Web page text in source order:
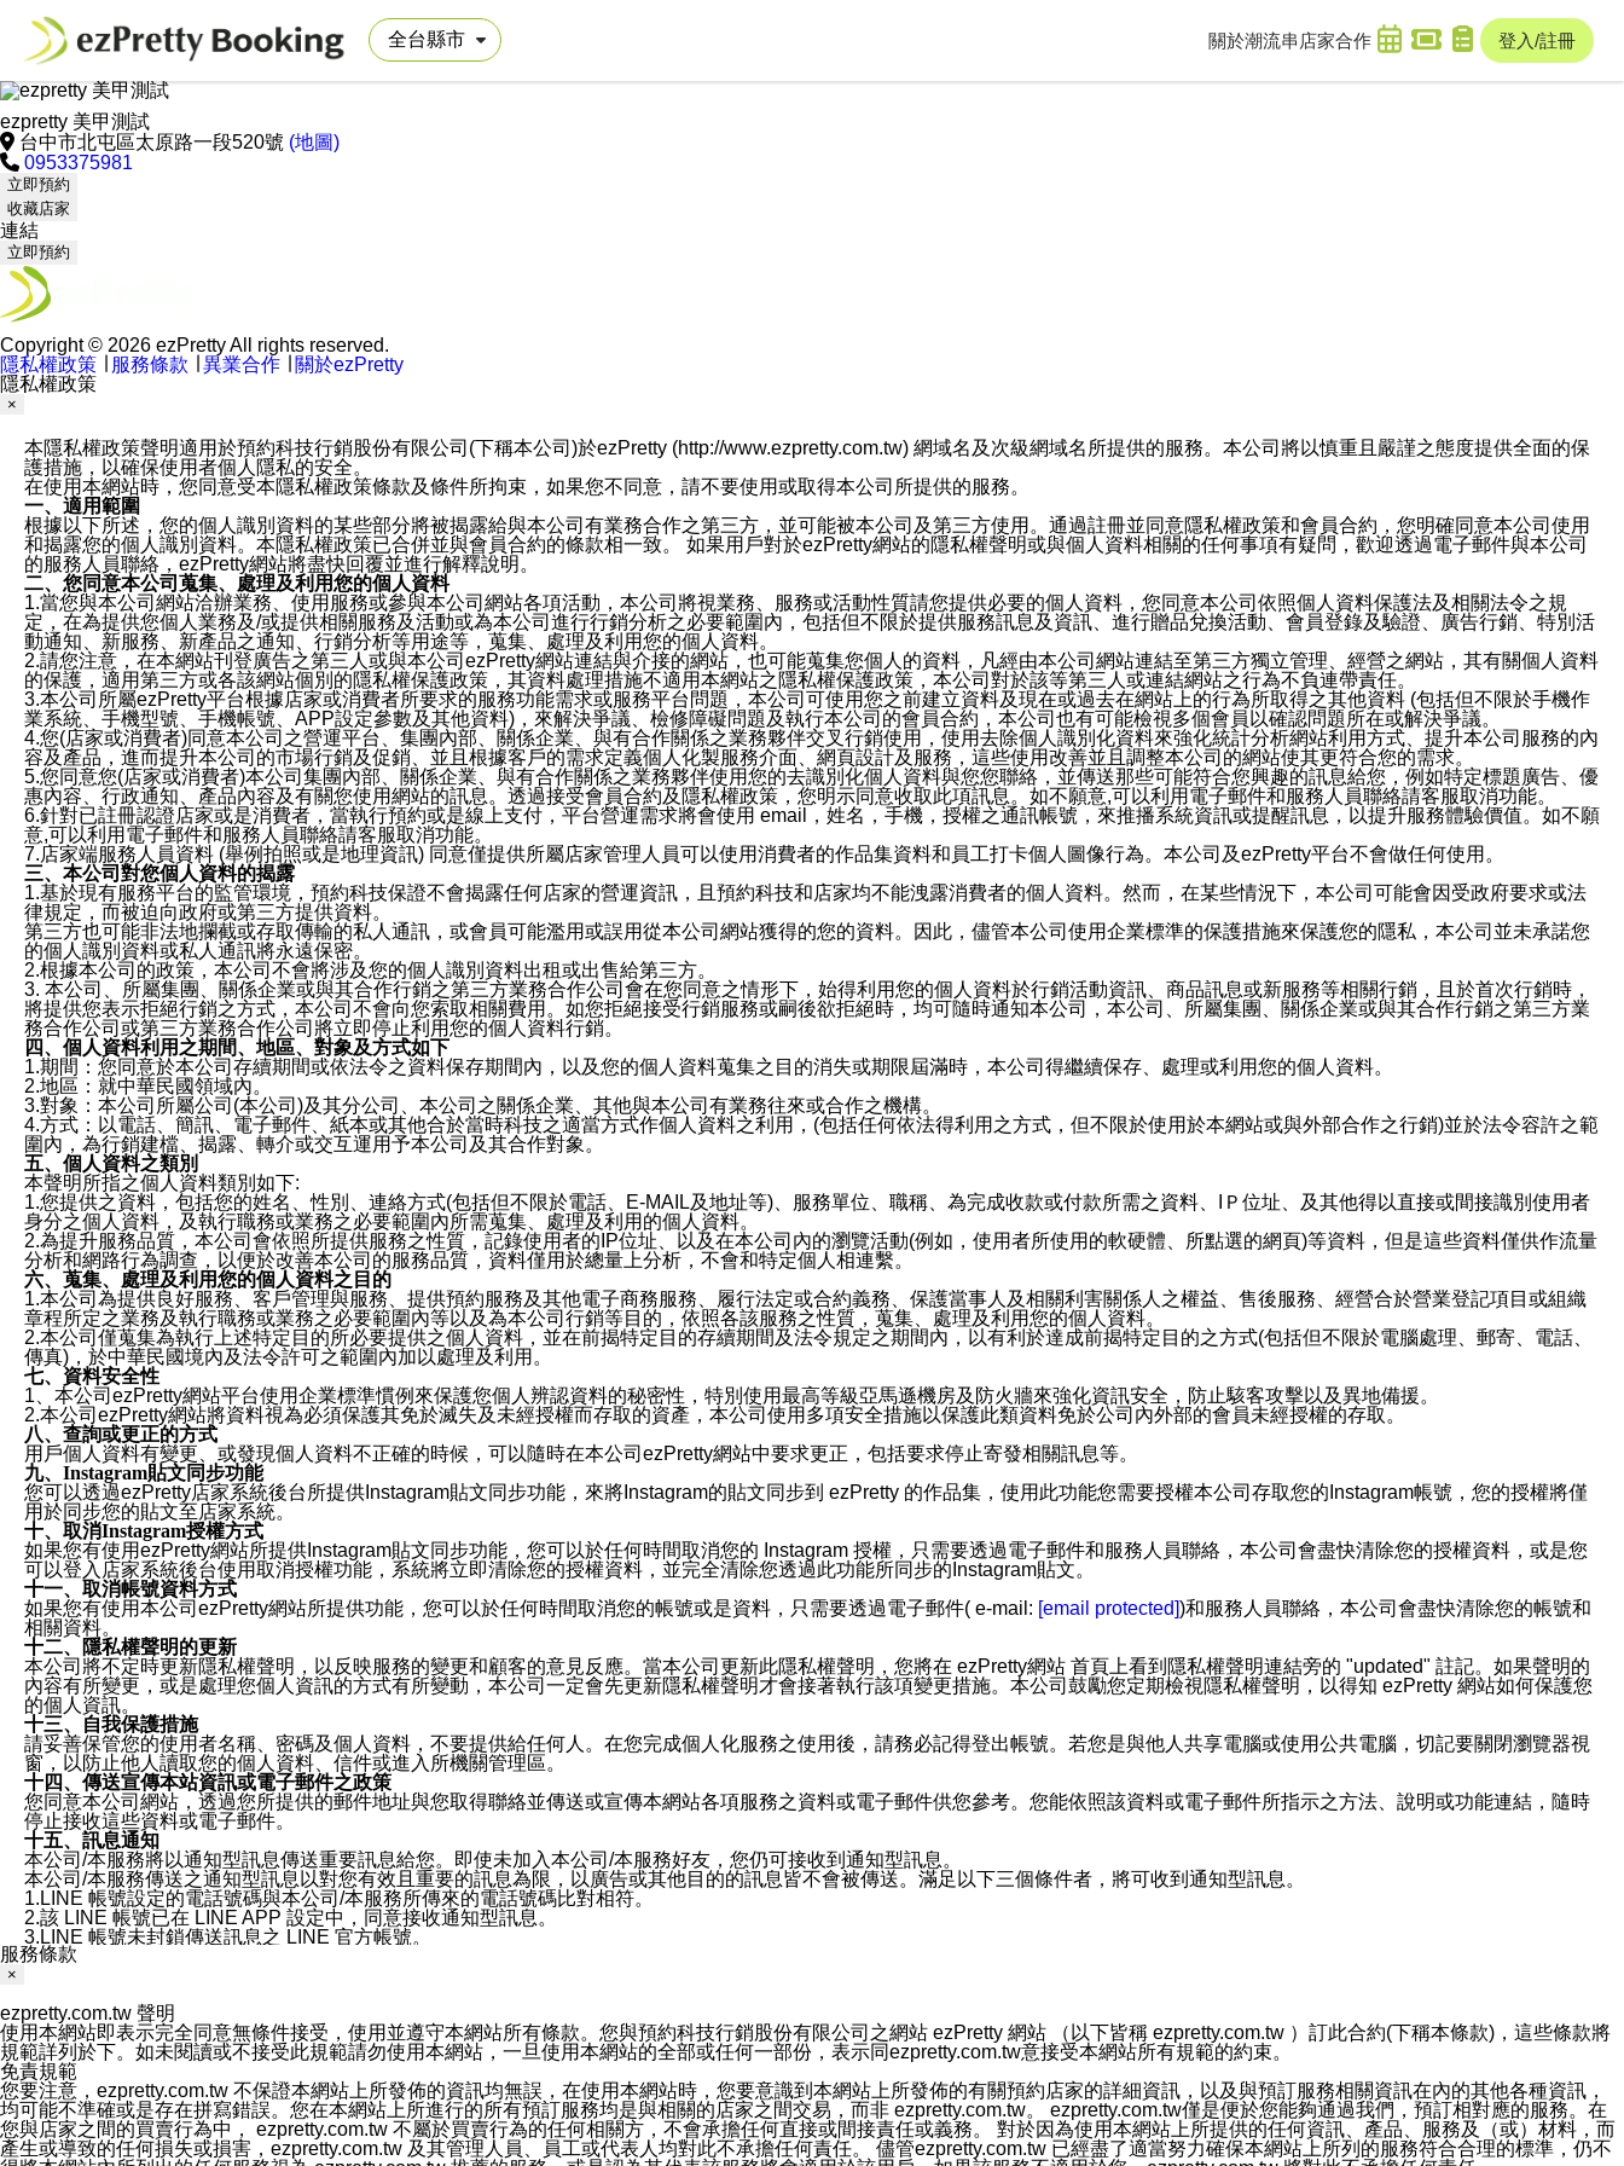
關於潮流串 店家合作 登入/註冊
ezpretty 美甲測試
台中市北屯區太原路一段520號 (地圖)
0953375981
立即預約
收藏店家
連結
立即預約
Copyright © 2026 ezPretty All rights reserved.
隱私權政策
服務條款 異業合作
關於ezPretty
隱私權政策
×
本隱私權政策聲明適用於預約科技行銷股份有限公司(下稱本公司)於ezPretty (http://www.ezpretty.com.tw) 網域名及次級網域名所提供的服務。本公司將以慎重且嚴謹之態度提供全面的保
護措施，以確保使用者個人隱私的安全。
在使用本網站時，您同意受本隱私權政策條款及條件所拘束，如果您不同意，請不要使用或取得本公司所提供的服務。
一、適用範圍
根據以下所述，您的個人識別資料的某些部分將被揭露給與本公司有業務合作之第三方，並可能被本公司及第三方使用。通過註冊並同意隱私權政策和會員合約，您明確同意本公司使用
和揭露您的個人識別資料。本隱私權政策已合併並與會員合約的條款相一致。 如果用戶對於ezPretty網站的隱私權聲明或與個人資料相關的任何事項有疑問，歡迎透過電子郵件與本公司
的服務人員聯絡，ezPretty網站將盡快回覆並進行解釋說明。
二、您同意本公司蒐集、處理及利用您的個人資料
1.當您與本公司網站洽辦業務、使用服務或參與本公司網站各項活動，本公司將視業務、服務或活動性質請您提供必要的個人資料，您同意本公司依照個人資料保護法及相關法令之規
定，在為提供您個人業務及/或提供相關服務及活動或為本公司進行行銷分析之必要範圍內，包括但不限於提供服務訊息及資訊、進行贈品兌換活動、會員登錄及驗證、廣告行銷、特別活
動通知、新服務、新產品之通知、行銷分析等用途等，蒐集、處理及利用您的個人資料。
2.請您注意，在本網站刊登廣告之第三人或與本公司ezPretty網站連結與介接的網站，也可能蒐集您個人的資料，凡經由本公司網站連結至第三方獨立管理、經營之網站，其有關個人資料
的保護，適用第三方或各該網站個別的隱私權保護政策，其資料處理措施不適用本網站之隱私權保護政策，本公司對於該等第三人或連結網站之行為不負連帶責任。
3.本公司所屬ezPretty平台根據店家或消費者所要求的服務功能需求或服務平台問題，本公司可使用您之前建立資料及現在或過去在網站上的行為所取得之其他資料 (包括但不限於手機作
業系統、手機型號、手機帳號、APP設定參數及其他資料)，來解決爭議、檢修障礙問題及執行本公司的會員合約，本公司也有可能檢視多個會員以確認問題所在或解決爭議。
4.您(店家或消費者)同意本公司之營運平台、集團內部、關係企業、與有合作關係之業務夥伴交叉行銷使用，使用去除個人識別化資料來強化統計分析網站利用方式、提升本公司服務的內
容及產品，進而提升本公司的市場行銷及促銷、並且根據客戶的需求定義個人化製服務介面、網頁設計及服務，這些使用改善並且調整本公司的網站使其更符合您的需求。
5.您同意您(店家或消費者)本公司集團內部、關係企業、與有合作關係之業務夥伴使用您的去識別化個人資料與您您聯絡，並傳送那些可能符合您興趣的訊息給您，例如特定標題廣告、優
惠內容、行政通知、產品內容及有關您使用網站的訊息。透過接受會員合約及隱私權政策，您明示同意收取此項訊息。如不願意,可以利用電子郵件和服務人員聯絡請客服取消功能。
6.針對已註冊認證店家或是消費者，當執行預約或是線上支付，平台營運需求將會使用 email，姓名，手機，授權之通訊帳號，來推播系統資訊或提醒訊息，以提升服務體驗價值。如不願
意,可以利用電子郵件和服務人員聯絡請客服取消功能。
7.店家端服務人員資料 (舉例拍照或是地理資訊) 同意僅提供所屬店家管理人員可以使用消費者的作品集資料和員工打卡個人圖像行為。本公司及ezPretty平台不會做任何使用。
三、本公司對您個人資料的揭露
1.基於現有服務平台的監管環境，預約科技保證不會揭露任何店家的營運資訊，且預約科技和店家均不能洩露消費者的個人資料。然而，在某些情況下，本公司可能會因受政府要求或法
律規定，而被迫向政府或第三方提供資料。
第三方也可能非法地攔截或存取傳輸的私人通訊，或會員可能濫用或誤用從本公司網站獲得的您的資料。因此，儘管本公司使用企業標準的保護措施來保護您的隱私，本公司並未承諾您
的個人識別資料或私人通訊將永遠保密。
2.根據本公司的政策，本公司不會將涉及您的個人識別資料出租或出售給第三方。
3. 本公司、所屬集團、關係企業或與其合作行銷之第三方業務合作公司會在您同意之情形下，始得利用您的個人資料於行銷活動資訊、商品訊息或新服務等相關行銷，且於首次行銷時，
將提供您表示拒絕行銷之方式，本公司不會向您索取相關費用。如您拒絕接受行銷服務或嗣後欲拒絕時，均可隨時通知本公司，本公司、所屬集團、關係企業或與其合作行銷之第三方業
務合作公司或第三方業務合作公司將立即停止利用您的個人資料行銷。
四、個人資料利用之期間、地區、對象及方式如下
1.期間：您同意於本公司存續期間或依法令之資料保存期間內，以及您的個人資料蒐集之目的消失或期限屆滿時，本公司得繼續保存、處理或利用您的個人資料。
2.地區：就中華民國領域內。
3.對象：本公司所屬公司(本公司)及其分公司、本公司之關係企業、其他與本公司有業務往來或合作之機構。
4.方式：以電話、簡訊、電子郵件、紙本或其他合於當時科技之適當方式作個人資料之利用，(包括任何依法得利用之方式，但不限於使用於本網站或與外部合作之行銷)並於法令容許之範
圍內，為行銷建檔、揭露、轉介或交互運用予本公司及其合作對象。
五、個人資料之類別
本聲明所指之個人資料類別如下:
1.您提供之資料，包括您的姓名、性別、連絡方式(包括但不限於電話、E-MAIL及地址等)、服務單位、職稱、為完成收款或付款所需之資料、IＰ位址、及其他得以直接或間接識別使用者
身分之個人資料，及執行職務或業務之必要範圍內所需蒐集、處理及利用的個人資料。
2.為提升服務品質，本公司會依照所提供服務之性質，記錄使用者的IP位址、以及在本公司內的瀏覽活動(例如，使用者所使用的軟硬體、所點選的網頁)等資料，但是這些資料僅供作流量
分析和網路行為調查，以便於改善本公司的服務品質，資料僅用於總量上分析，不會和特定個人相連繫。
六、蒐集、處理及利用您的個人資料之目的
1.本公司為提供良好服務、客戶管理與服務、提供預約服務及其他電子商務服務、履行法定或合約義務、保護當事人及相關利害關係人之權益、售後服務、經營合於營業登記項目或組織
章程所定之業務及執行職務或業務之必要範圍內等以及為本公司行銷等目的，依照各該服務之性質，蒐集、處理及利用您的個人資料。
2.本公司僅蒐集為執行上述特定目的所必要提供之個人資料，並在前揭特定目的存續期間及法令規定之期間內，以有利於達成前揭特定目的之方式(包括但不限於電腦處理、郵寄、電話、
傳真)，於中華民國境內及法令許可之範圍內加以處理及利用。
七、資料安全性
1、本公司ezPretty網站平台使用企業標準慣例來保護您個人辨認資料的秘密性，特別使用最高等級亞馬遜機房及防火牆來強化資訊安全，防止駭客攻擊以及異地備援。
2.本公司ezPretty網站將資料視為必須保護其免於滅失及未經授權而存取的資產，本公司使用多項安全措施以保護此類資料免於公司內外部的會員未經授權的存取。
八、查詢或更正的方式
用戶個人資料有變更、或發現個人資料不正確的時候，可以隨時在本公司ezPretty網站中要求更正，包括要求停止寄發相關訊息等。
九、Instagram貼文同步功能
您可以透過ezPretty店家系統後台所提供Instagram貼文同步功能，來將Instagram的貼文同步到 ezPretty 的作品集，使用此功能您需要授權本公司存取您的Instagram帳號，您的授權將僅
用於同步您的貼文至店家系統。
十、取消Instagram授權方式
如果您有使用ezPretty網站所提供Instagram貼文同步功能，您可以於任何時間取消您的 Instagram 授權，只需要透過電子郵件和服務人員聯絡，本公司會盡快清除您的授權資料，或是您
可以登入店家系統後台使用取消授權功能，系統將立即清除您的授權資料，並完全清除您透過此功能所同步的Instagram貼文。
十一、取消帳號資料方式
如果您有使用本公司ezPretty網站所提供功能，您可以於任何時間取消您的帳號或是資料，只需要透過電子郵件( e-mail: [email protected])和服務人員聯絡，本公司會盡快清除您的帳號和
相關資料。
十二、隱私權聲明的更新
本公司將不定時更新隱私權聲明，以反映服務的變更和顧客的意見反應。當本公司更新此隱私權聲明，您將在 ezPretty網站 首頁上看到隱私權聲明連結旁的 "updated" 註記。如果聲明的
內容有所變更，或是處理您個人資訊的方式有所變動，本公司一定會先更新隱私權聲明才會接著執行該項變更措施。本公司鼓勵您定期檢視隱私權聲明，以得知 ezPretty 網站如何保護您
的個人資訊。
十三、自我保護措施
請妥善保管您的使用者名稱、密碼及個人資料，不要提供給任何人。在您完成個人化服務之使用後，請務必記得登出帳號。若您是與他人共享電腦或使用公共電腦，切記要關閉瀏覽器視
窗，以防止他人讀取您的個人資料、信件或進入所機關管理區。
十四、傳送宣傳本站資訊或電子郵件之政策
您同意本公司網站，透過您所提供的郵件地址與您取得聯絡並傳送或宣傳本網站各項服務之資料或電子郵件供您參考。您能依照該資料或電子郵件所指示之方法、說明或功能連結，隨時
停止接收這些資料或電子郵件。
十五、訊息通知
本公司/本服務將以通知型訊息傳送重要訊息給您。即使未加入本公司/本服務好友，您仍可接收到通知型訊息。
本公司/本服務傳送之通知型訊息以對您有效且重要的訊息為限，以廣告或其他目的的訊息皆不會被傳送。滿足以下三個條件者，將可收到通知型訊息。
1.LINE 帳號設定的電話號碼與本公司/本服務所傳來的電話號碼比對相符。
2.該 LINE 帳號已在 LINE APP 設定中，同意接收通知型訊息。
3.LINE 帳號未封鎖傳送訊息之 LINE 官方帳號。
欲變更通知型訊息的設定，操作如下：
3.點選「提供使用資料」
4.點選「LINE通知型訊息」
5.開關「接收LINE通知型訊息」
❗️關閉「接收通知型訊息」後，將不會接收到來自任何企業官方帳號或認證官方帳號的通知型訊息。
服務條款
×
ezpretty.com.tw 聲明
使用本網站即表示完全同意無條件接受，使用並遵守本網站所有條款。您與預約科技行銷股份有限公司之網站 ezPretty 網站 （以下皆稱 ezpretty.com.tw ）訂此合約(下稱本條款)，這些條款將
規範詳列於下。如未閱讀或不接受此規範請勿使用本網站，一旦使用本網站的全部或任何一部份，表示同ezpretty.com.tw意接受本網站所有規範的約束。
免責規範
您要注意，ezpretty.com.tw 不保證本網站上所發佈的資訊均無誤，在使用本網站時，您要意識到本網站上所發佈的有關預約店家的詳細資訊，以及與預訂服務相關資訊在內的其他各種資訊，
均可能不準確或是存在拼寫錯誤。您在本網站上所進行的所有預訂服務均是與相關的店家之間交易，而非 ezpretty.com.tw。 ezpretty.com.tw僅是便於您能夠通過我們，預訂相對應的服務。在
您與店家之間的買賣行為中， ezpretty.com.tw 不屬於買賣行為的任何相關方，不會承擔任何直接或間接責任或義務。 對於因為使用本網站上所提供的任何資訊、產品、服務及（或）材料，而
產生或導致的任何損失或損害，ezpretty.com.tw 及其管理人員、員工或代表人均對此不承擔任何責任。 儘管ezpretty.com.tw 已經盡了適當努力確保本網站上所列的服務符合合理的標準，仍不